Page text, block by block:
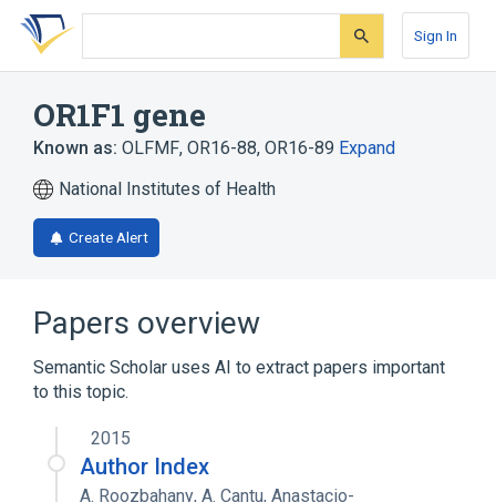
Skip
search
Skip
Skip
account
Sign In
OR1F1 gene
Known as: OLFMF, OR16-88, OR16-89 Expand
National Institutes of Health
Create Alert
Papers overview
Semantic Scholar uses AI to extract papers important
to this topic.
2015
Author Index
A. Roozbahany, A. Cantu, Anastacio-